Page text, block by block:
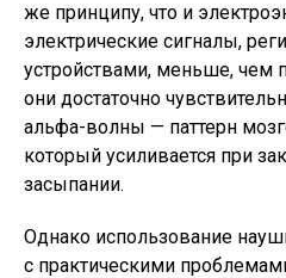
же принципу, что и
электрические сигналы,
устройствами, меньше, чем
они достаточно
альфа-волны — паттерн
который усиливается при
засыпании.
Однако использование
с практическими